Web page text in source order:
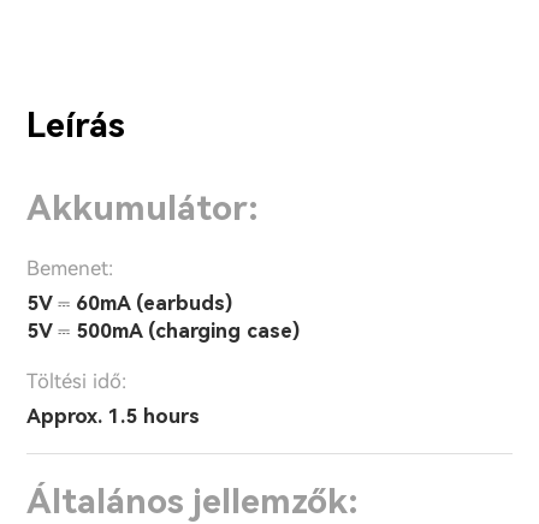
Leírás
Akkumulátor:
Bemenet:
5V ⎓ 60mA (earbuds)
5V ⎓ 500mA (charging case)
Töltési idő:
Approx. 1.5 hours
Általános jellemzők: